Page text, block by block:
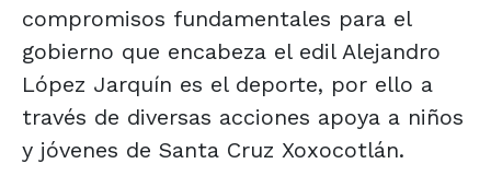
compromisos fundamentales para el
gobierno que encabeza el edil Alejandro
López Jarquín es el deporte, por ello a
través de diversas acciones apoya a niños
y jóvenes de Santa Cruz Xoxocotlán.